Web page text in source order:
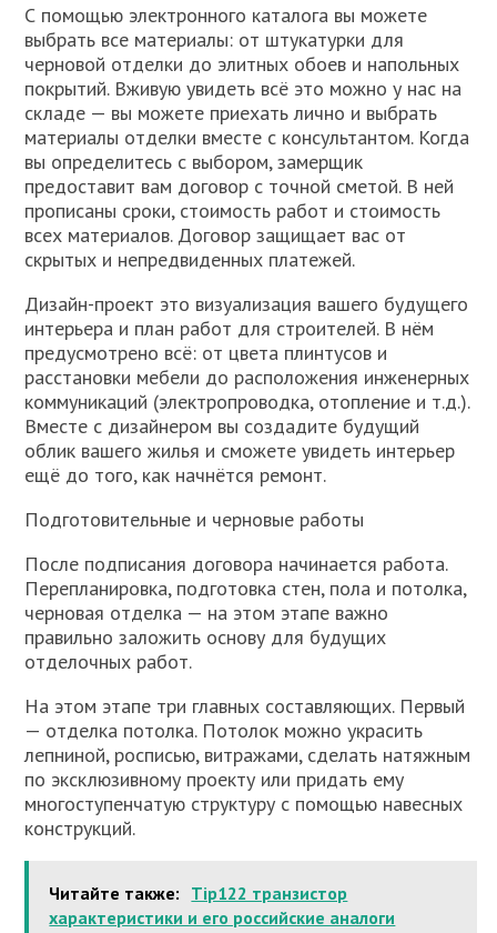
С помощью электронного каталога вы можете
выбрать все материалы: от штукатурки для
черновой отделки до элитных обоев и напольных
покрытий. Вживую увидеть всё это можно у нас на
складе — вы можете приехать лично и выбрать
материалы отделки вместе с консультантом. Когда
вы определитесь с выбором, замерщик
предоставит вам договор с точной сметой. В ней
прописаны сроки, стоимость работ и стоимость
всех материалов. Договор защищает вас от
скрытых и непредвиденных платежей.
Дизайн-проект это визуализация вашего будущего
интерьера и план работ для строителей. В нём
предусмотрено всё: от цвета плинтусов и
расстановки мебели до расположения инженерных
коммуникаций (электропроводка, отопление и т.д.).
Вместе с дизайнером вы создадите будущий
облик вашего жилья и сможете увидеть интерьер
ещё до того, как начнётся ремонт.
Подготовительные и черновые работы
После подписания договора начинается работа.
Перепланировка, подготовка стен, пола и потолка,
черновая отделка — на этом этапе важно
правильно заложить основу для будущих
отделочных работ.
На этом этапе три главных составляющих. Первый
— отделка потолка. Потолок можно украсить
лепниной, росписью, витражами, сделать натяжным
по эксклюзивному проекту или придать ему
многоступенчатую структуру с помощью навесных
конструкций.
Читайте также: Tip122 транзистор
характеристики и его российские аналоги